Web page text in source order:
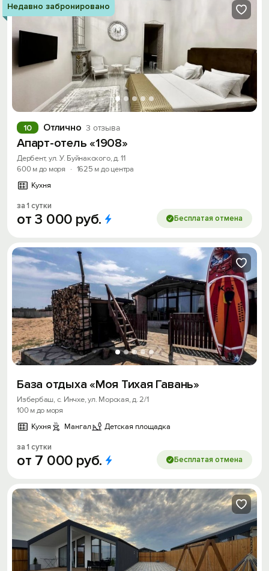
Недавно забронировано
Отлично 3 отзыва
10
Апарт-отель «1908»
Дербент, ул. У. Буйнакского, д. 11
600 м до моря
· 1625 м до центра
Кухня
за 1 сутки
от3 000 руб. Бесплатая отмена
База отдыха «Моя Тихая Гавань»
Избербаш, с. Инчхе, ул. Морская, д. 2/1
100 м до моря
Кухня
Мангал Детская площадка
за 1 сутки
от 7 000 руб. Бесплатая отмена